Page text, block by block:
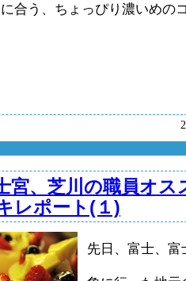
合う、ちょっぴり濃いめの
宮、芝川の職員オ
レポート(１)
先日、富士、